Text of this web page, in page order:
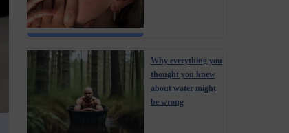
Why everything you
thought you knew
about water might
be wrong